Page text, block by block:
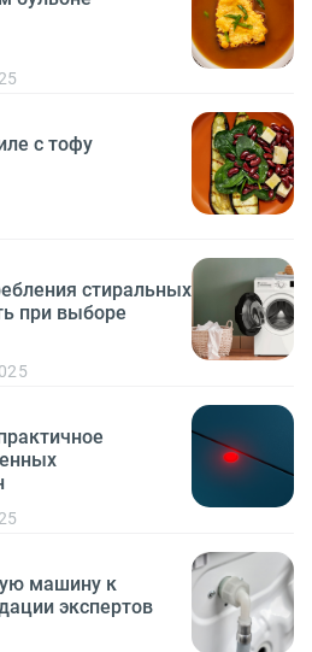
с тофу
стиральных
при выборе
машину к
экспертов